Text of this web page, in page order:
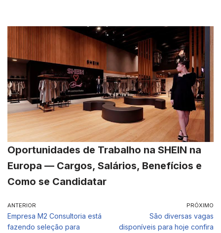
Oportunidades de Trabalho na SHEIN na
Europa — Cargos, Salários, Benefícios e
Como se Candidatar
ANTERIOR
Empresa M2 Consultoria está
fazendo seleção para
PRÓXIMO
São diversas vagas
disponíveis para hoje confira